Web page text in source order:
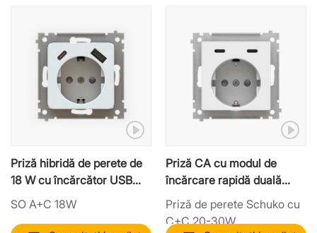
Priză hibridă de perete de
18 W cu încărcător USB
A+C | Modul integrat
SO A+C 18W
Priză CA cu modul de
încărcare rapidă duală
USB-C
Priză de perete Schuko cu
C+C 20-30W